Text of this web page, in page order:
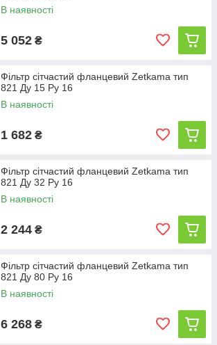
В наявності
5 052 ₴
Фільтр сітчастий фланцевий Zetkama тип
821 Ду 15 Ру 16
В наявності
1 682 ₴
Фільтр сітчастий фланцевий Zetkama тип
821 Ду 32 Ру 16
В наявності
2 244 ₴
Фільтр сітчастий фланцевий Zetkama тип
821 Ду 80 Ру 16
В наявності
6 268 ₴